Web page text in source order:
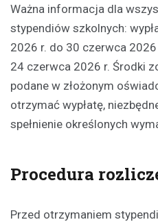
Ważna informacja dla
stypendiów szkolnych:
2026 r. do 30 czerwca
24 czerwca 2026 r. Środki
podane w złożonym
otrzymać wypłatę,
spełnienie określonych
Procedura
Przed otrzymaniem